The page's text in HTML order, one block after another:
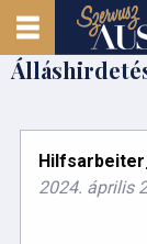
2024. április